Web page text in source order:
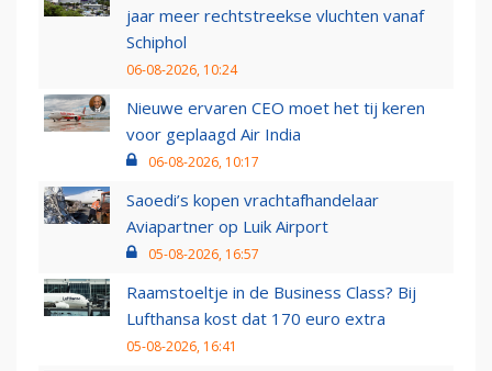
jaar meer rechtstreekse vluchten vanaf
Schiphol
06-08-2026, 10:24
Nieuwe ervaren CEO moet het tij keren
voor geplaagd Air India
06-08-2026, 10:17
Saoedi’s kopen vrachtafhandelaar
Aviapartner op Luik Airport
05-08-2026, 16:57
Raamstoeltje in de Business Class? Bij
Lufthansa kost dat 170 euro extra
05-08-2026, 16:41